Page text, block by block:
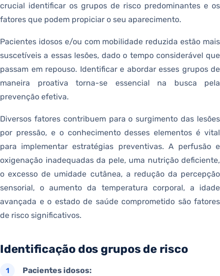
crucial identificar os grupos de risco predominantes e os
fatores que podem propiciar o seu aparecimento.
Pacientes idosos e/ou com mobilidade reduzida estão mais
suscetíveis a essas lesões, dado o tempo considerável que
passam em repouso. Identificar e abordar esses grupos de
maneira proativa torna-se essencial na busca pela
prevenção efetiva.
Diversos fatores contribuem para o surgimento das lesões
por pressão, e o conhecimento desses elementos é vital
para implementar estratégias preventivas. A perfusão e
oxigenação inadequadas da pele, uma nutrição deficiente,
o excesso de umidade cutânea, a redução da percepção
sensorial, o aumento da temperatura corporal, a idade
avançada e o estado de saúde comprometido são fatores
de risco significativos.
Identificação dos grupos de risco
Pacientes idosos: